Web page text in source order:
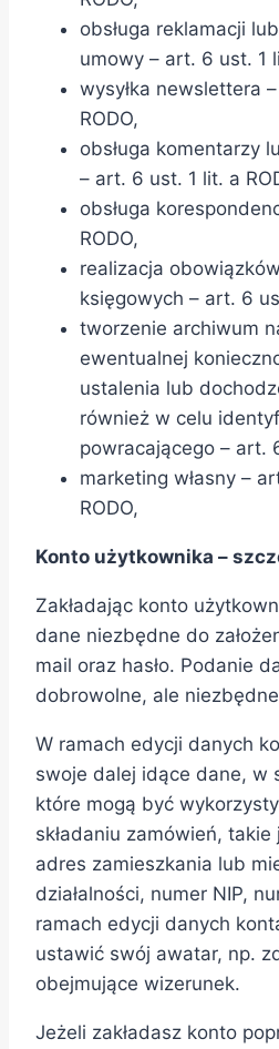
obsługa reklamacji
umowy – art. 6 ust. 1
wysyłka newslettera
RODO,
obsługa komentarzy
– art. 6 ust. 1 lit. a
obsługa
RODO,
realizacja
księgowych – art. 6
tworzenie archiwum
ewentualnej
ustalenia lub
również w celu
powracającego – art.
marketing własny –
RODO,
Konto użytkownika –
Zakładając konto
dane niezbędne do
mail oraz hasło. Podanie
dobrowolne, ale
W ramach edycji danych
swoje dalej idące dane, w
które mogą być
składaniu zamówień,
adres zamieszkania lub
działalności, numer NIP,
ramach edycji danych
ustawić swój awatar, np.
obejmujące wizerunek.
Jeżeli zakładasz konto